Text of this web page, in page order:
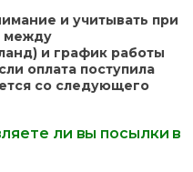
и учитывать при
между
и график работы
оплата поступила
со следующего
ли вы посылки в